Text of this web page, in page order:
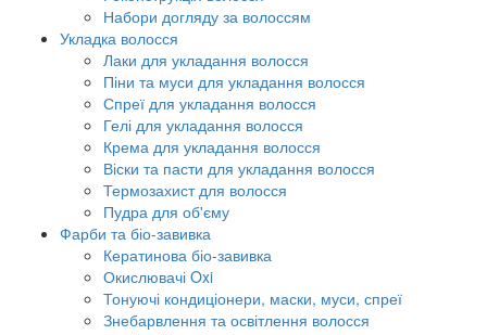
Набори догляду за волоссям
Укладка волосся
Лаки для укладання волосся
Піни та муси для укладання волосся
Спреї для укладання волосся
Гелі для укладання волосся
Крема для укладання волосся
Віски та пасти для укладання волосся
Термозахист для волосся
Пудра для об'єму
Фарби та біо-завивка
Кератинова біо-завивка
Окислювачі Oxi
Тонуючі кондиціонери, маски, муси, спреї
Знебарвлення та освітлення волосся